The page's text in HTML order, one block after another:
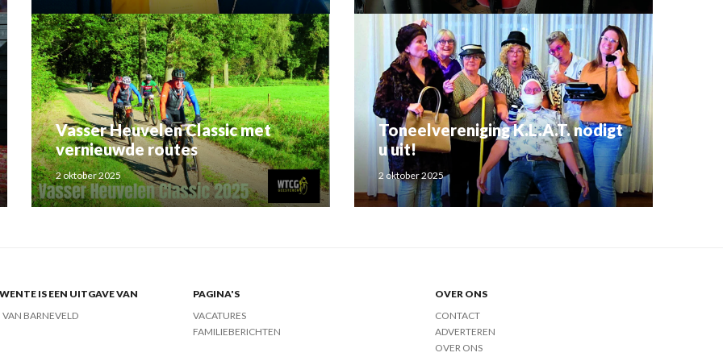
Vasser Heuvelen Classic met
vernieuwde routes
2 oktober 2025
Toneelvereniging K.L.A.T. nodigt
u uit!
2 oktober 2025
IS EEN UITGAVE VAN
VAN BARNEVELD
PAGINA'S
VACATURES
FAMILIEBERICHTEN
OVER ONS
CONTACT
ADVERTEREN
OVER ONS